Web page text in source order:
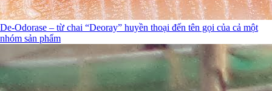
De-Odorase – từ chai “Deoray” huyền thoại đến tên gọi của cả một
nhóm sản phẩm